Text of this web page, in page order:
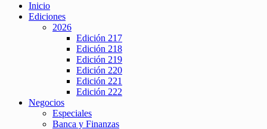
Inicio
Ediciones
2026
Edición 217
Edición 218
Edición 219
Edición 220
Edición 221
Edición 222
Negocios
Especiales
Banca y Finanzas